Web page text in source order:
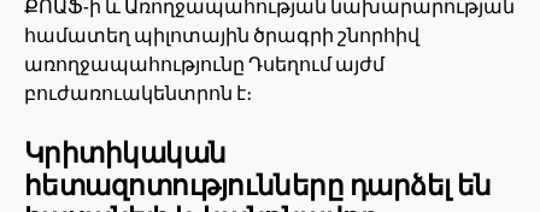
ՔՈԱՖ-ի և Առողջապահության նախարարության
համատեղ պիլոտային ծրագրի շնորհիվ
առողջապահությունը Դսեղում այժմ
բուժառուակենտրոն է։
Կրիտիկական
հետազոտությունները դարձել են